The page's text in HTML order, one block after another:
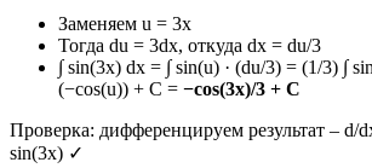
Заменяем u = 3x
Тогда du = 3dx, откуда dx = du/3
∫ sin(3x) dx = ∫ sin(u) · (du/3) = (1/3) ∫
(−cos(u)) + C = −cos(3x)/3 + C
Проверка: дифференцируем результат – d/
sin(3x) ✓